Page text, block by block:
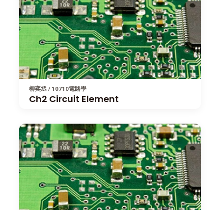
柳奕丞 / 10710電路學
Ch2 Circuit Element